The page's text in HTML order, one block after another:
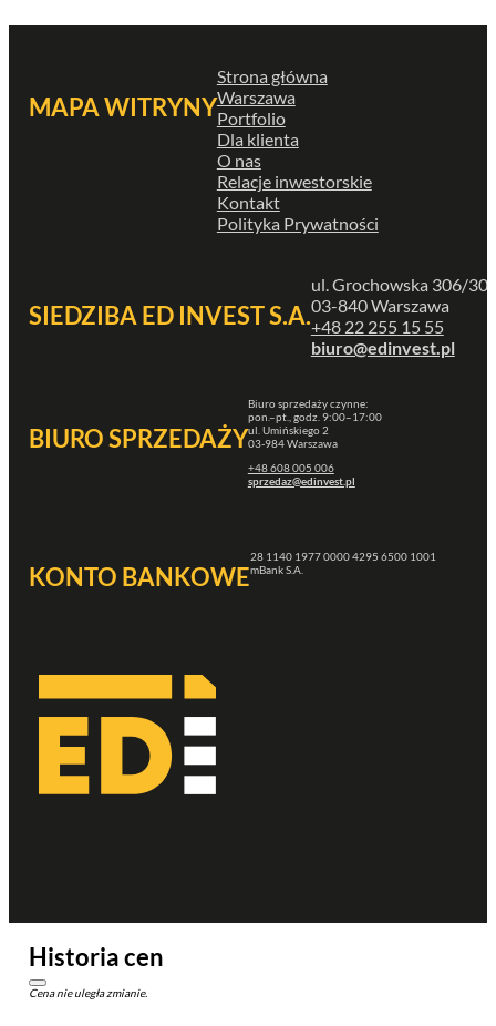
MAPA WITRYNY
Strona główna
Warszawa
Portfolio
Dla klienta
O nas
Relacje inwestorskie
Kontakt
Polityka Prywatności
SIEDZIBA ED INVEST S.A.
ul. Grochowska 306/
03-840 Warszawa
+48 22 255 15 55
biuro@edinvest.pl
BIURO SPRZEDAŻY
Biuro sprzedaży czynne:
pon.–pt., godz. 9:00–17:00
ul. Umińskiego 2
03-984 Warszawa
+48 608 005 006
sprzedaz@edinvest.pl
KONTO BANKOWE
28 1140 1977 0000 4295 6500 1001
mBank S.A.
Historia cen
Cena nie uległa zmianie.